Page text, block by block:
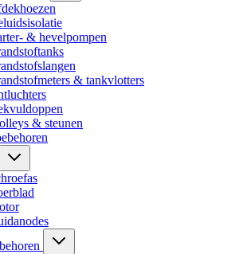
& hevelpompen
& tankvlotters
& steunen